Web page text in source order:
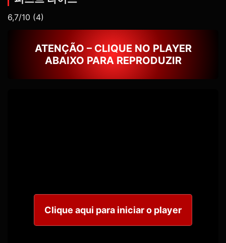
6,7/10 (4)
ATENÇÃO – CLIQUE NO PLAYER
ABAIXO PARA REPRODUZIR
Clique aqui para iniciar o player